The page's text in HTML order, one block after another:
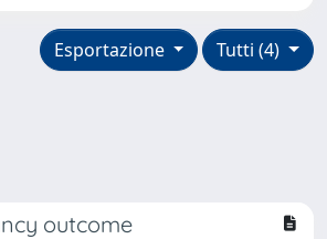
Tutti (4)
Esportazione
outcome